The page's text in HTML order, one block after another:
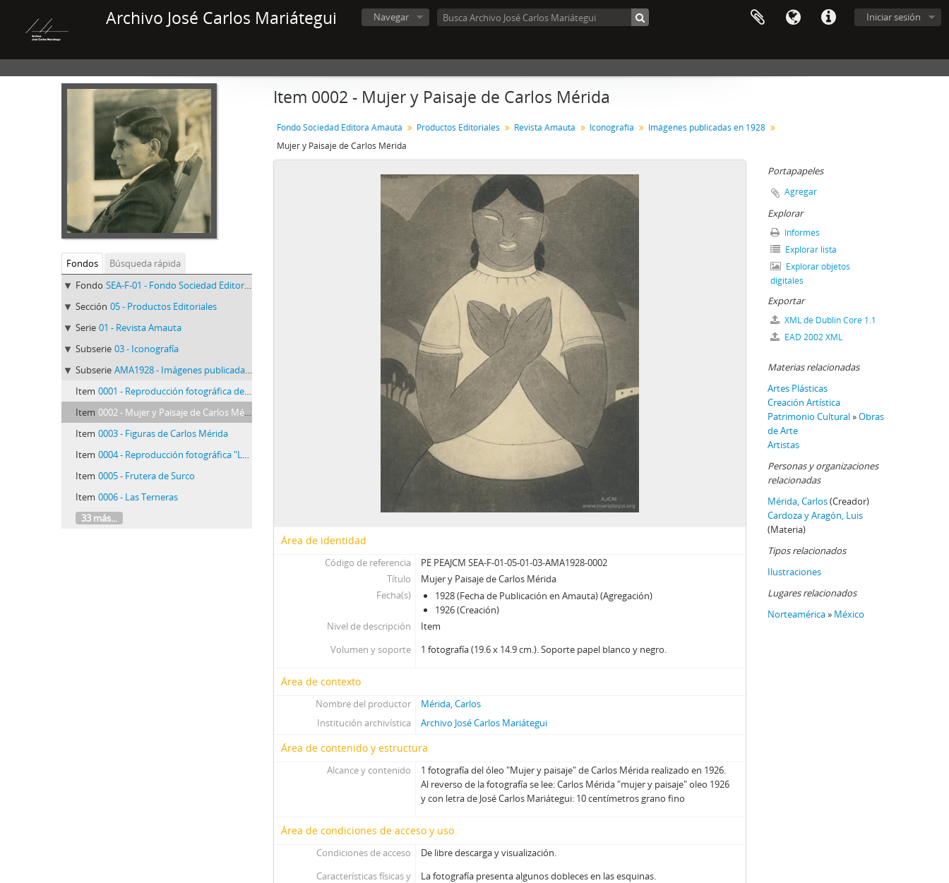
Archivo José Carlos Mariátegui Iniciar sesión
Navegar
Fondos
Búsqueda rápida
Fondo SEA-F-01 - Fondo Sociedad Editora Amauta
Sección 05 - Productos Editoriales
Serie 01 - Revista Amauta
Subserie 03 - Iconografía
Subserie AMA1928 - Imágenes publicadas en 1928
Item 0001 - Reproducción fotográfica de un óleo "Pepa" de José Sabogal
Item 0002 - Mujer y Paisaje de Carlos Mérida
Item 0003 - Figuras de Carlos Mérida
Item 0004 - Reproducción fotográfica "La Procesión de Taitacha Temblores" de José Sabogal
Item 0005 - Frutera de Surco
Item 0006 - Las Terneras
33 más...
Item 0002 - Mujer y Paisaje de Carlos Mérida
Fondo Sociedad Editora Amauta Productos Editoriales Revista Amauta Iconografía
Imágenes publicadas en 1928
Mujer y Paisaje de Carlos Mérida
Área de identidad
Código de referencia
PE PEAJCM SEA-F-01-05-01-03-AMA1928-0002
Título
Mujer y Paisaje de Carlos Mérida
Fecha(s)
1928 (Fecha de Publicación en Amauta) (Agregación)
1926 (Creación)
Nivel de descripción
Item
Volumen y soporte
1 fotografía (19.6 x 14.9 cm.). Soporte papel blanco y negro.
Área de contexto
Nombre del productor
Mérida, Carlos
Institución archivística
Archivo José Carlos Mariátegui
Área de contenido y estructura
Alcance y contenido
1 fotografía del óleo "Mujer y paisaje" de Carlos Mérida realizado en 1926.
Al reverso de la fotografía se lee: Carlos Mérida "mujer y paisaje" oleo 1926
y con letra de José Carlos Mariátegui: 10 centímetros grano fino
Área de condiciones de acceso y uso
Condiciones de acceso
De libre descarga y visualización.
Características físicas y
La fotografía presenta algunos dobleces en las esquinas.
Portapapeles
Agregar
Explorar
Informes
Explorar lista
Explorar objetos
digitales
Exportar
XML de Dublin Core 1.1
EAD 2002 XML
Materias relacionadas
Artes Plásticas
Creación Artística
Patrimonio Cultural»Obras
de Arte
Artistas
Personas y organizaciones
relacionadas
Mérida, Carlos(Creador)
Cardoza y Aragón, Luis
(Materia)
Tipos relacionados
Ilustraciones
Lugares relacionados
Norteamérica» México